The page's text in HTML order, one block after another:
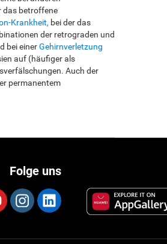
das betroffene
Krankheit, bei der das
der retrograden und
bei einerGehirnverletzung
auf (häufiger als
Auch der
permanentem
Folge uns